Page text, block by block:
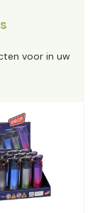
voor in uw